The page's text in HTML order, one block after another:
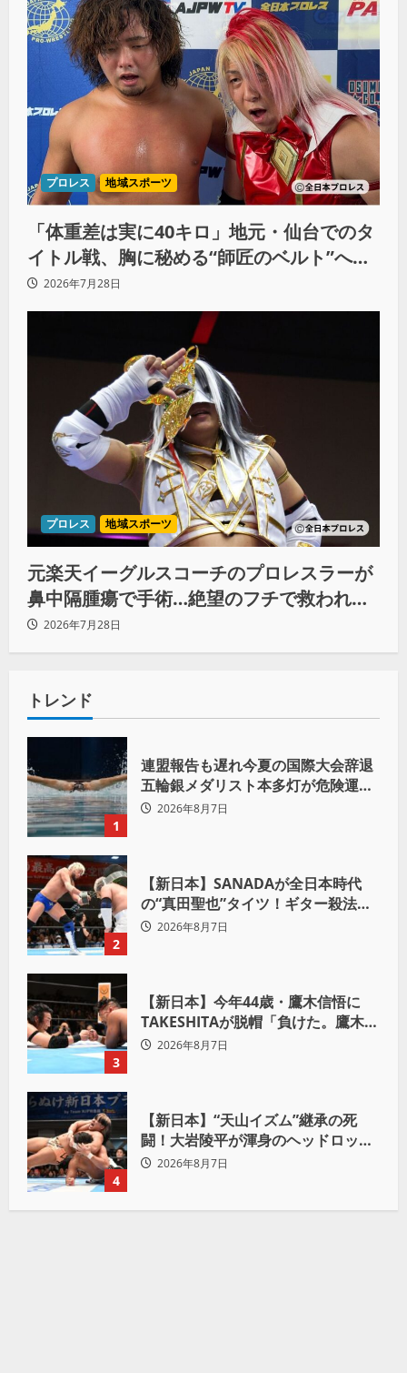
プロレス 地域スポーツ
「体重差は実に40キロ」地元・仙台でのタ
イトル戦、胸に秘める“師匠のベルト”への
想いと同期決戦への決意
2026年7月28日
プロレス 地域スポーツ
元楽天イーグルスコーチのプロレスラーが
鼻中隔腫瘍で手術…絶望のフチで救われた
リーダーの言葉
2026年7月28日
トレンド
1
連盟報告も遅れ今夏の国際大会辞退
五輪銀メダリスト本多灯が危険運転
致傷で起訴
2026年8月7日
2
【新日本】SANADAが全日本時代
の“真田聖也”タイツ！ギター殺法で
Yuto-IceをKO「俺と闘う時は考え
2026年8月7日
3
【新日本】今年44歳・鷹木信悟に
TAKESHITAが脱帽「負けた。鷹木信
悟、強いわ！」
2026年8月7日
4
【新日本】“天山イズム”継承の死
闘！大岩陵平が渾身のヘッドロック
で後藤洋央紀からタップ奪取 執念の
2026年8月7日